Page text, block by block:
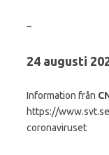
–
24 augusti
Information från
https://
coronaviruset